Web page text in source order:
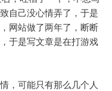
自己没心情弄了，于是
网站做了两年了，断断
于是写文章是在打游戏
，可能只有那么几个人